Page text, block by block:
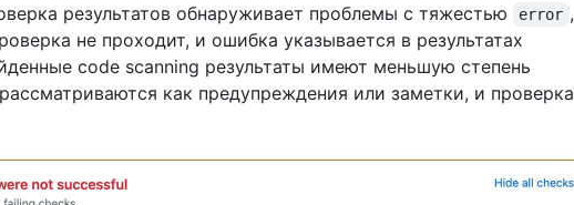
результатов обнаруживает проблемы с тяжестью error ,
не проходит, и ошибка указывается в результатах
code scanning результаты имеют меньшую степень
как предупреждения или заметки, и проверка